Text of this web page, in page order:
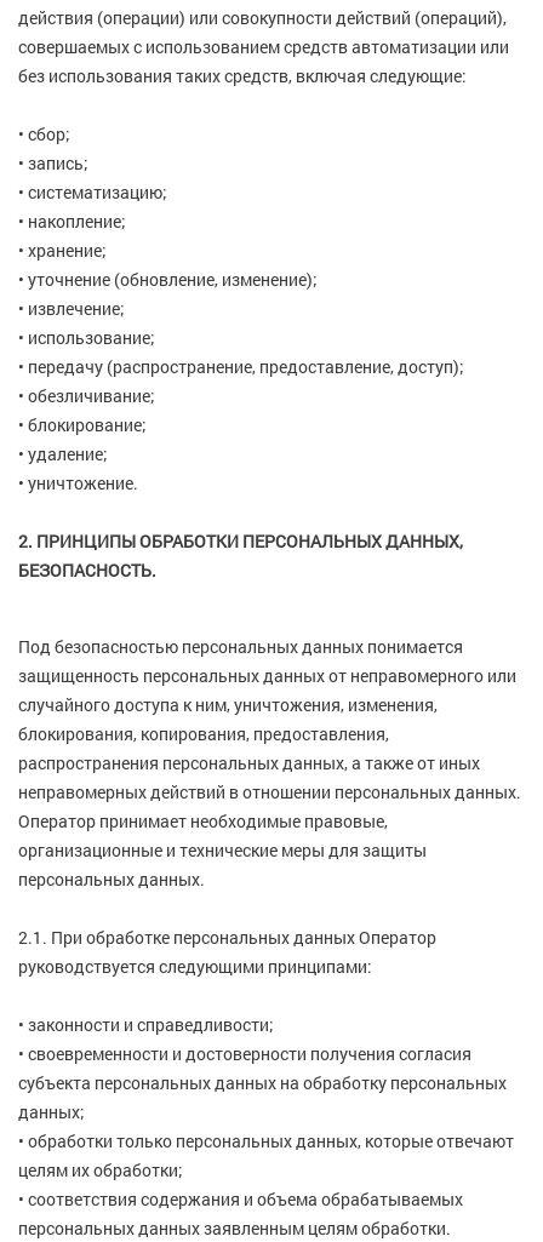
действия (операции) или совокупности действий (операций),
совершаемых с использованием средств автоматизации или
без использования таких средств, включая следующие:
• сбор;
• запись;
• систематизацию;
• накопление;
• хранение;
• уточнение (обновление, изменение);
• извлечение;
• использование;
• передачу (распространение, предоставление, доступ);
• обезличивание;
• блокирование;
• удаление;
• уничтожение.
2. ПРИНЦИПЫ ОБРАБОТКИ ПЕРСОНАЛЬНЫХ ДАННЫХ,
БЕЗОПАСНОСТЬ.
Под безопасностью персональных данных понимается
защищенность персональных данных от неправомерного или
случайного доступа к ним, уничтожения, изменения,
блокирования, копирования, предоставления,
распространения персональных данных, а также от иных
неправомерных действий в отношении персональных данных.
Оператор принимает необходимые правовые,
организационные и технические меры для защиты
персональных данных.
2.1. При обработке персональных данных Оператор
руководствуется следующими принципами:
• законности и справедливости;
• своевременности и достоверности получения согласия
субъекта персональных данных на обработку персональных
данных;
• обработки только персональных данных, которые отвечают
целям их обработки;
• соответствия содержания и объема обрабатываемых
персональных данных заявленным целям обработки.